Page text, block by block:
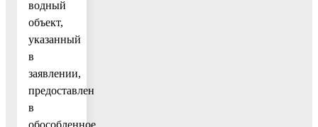
водный
объект,
указанный
в
заявлении,
предоставлен
в
обособленное